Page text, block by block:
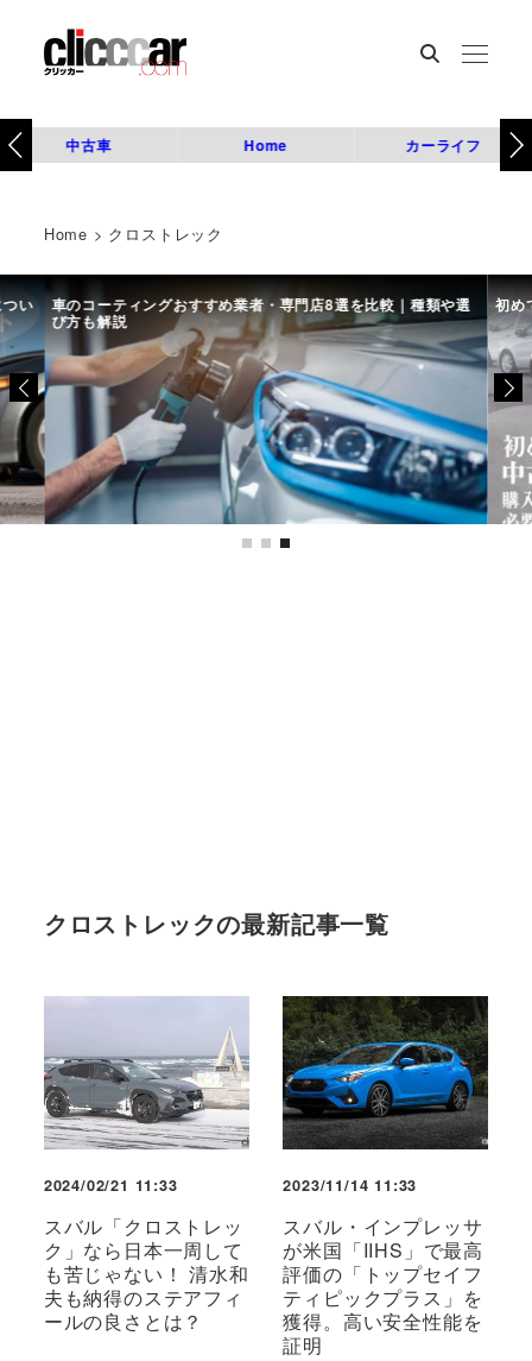
中古車 Home カーライフ
Home > クロストレック
い 車のコーティングおすすめ業者・専門店8選を比較｜種類や選
び方も解説
初め
クロストレックの最新記事一覧
2024/02/21 11:33
スバル「クロストレッ
ク」なら日本一周して
も苦じゃない！ 清水和
夫も納得のステアフィ
ールの良さとは？
2023/11/14 11:33
スバル・インプレッサ
が米国「IIHS」で最高
評価の「トップセイフ
ティピックプラス」を
獲得。高い安全性能を
証明